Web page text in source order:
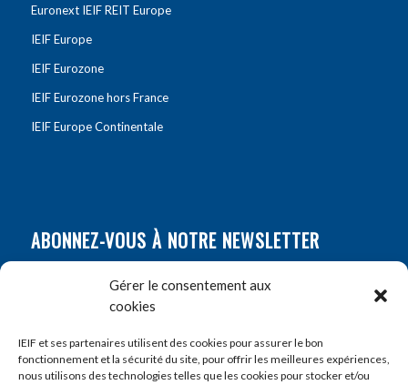
Gérer le consentement aux
cookies
IEIF et ses partenaires utilisent des cookies pour assurer le bon
fonctionnement et la sécurité du site, pour offrir les meilleures expériences,
nous utilisons des technologies telles que les cookies pour stocker et/ou
Euronext IEIF REIT Europe
IEIF Europe
IEIF Eurozone
IEIF Eurozone hors France
IEIF Europe Continentale
ABONNEZ-VOUS À NOTRE NEWSLETTER
Prénom*